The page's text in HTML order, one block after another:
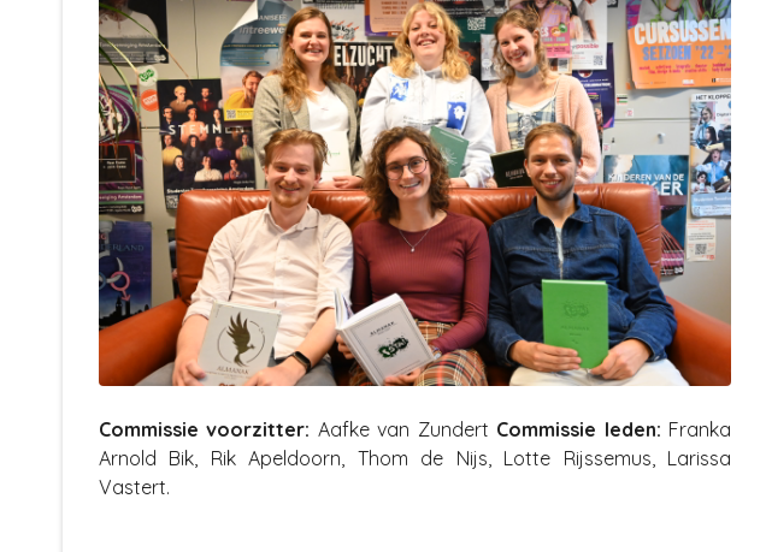
Commissie voorzitter: Aafke van Zundert Commissie leden: Franka
Arnold Bik, Rik Apeldoorn, Thom de Nijs, Lotte Rijssemus, Larissa
Vastert.